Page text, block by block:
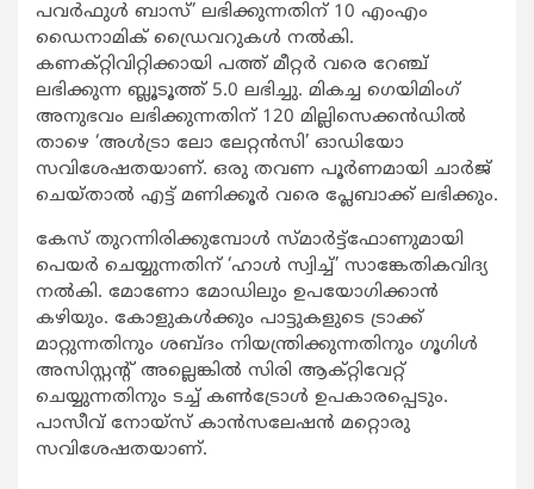
പവര്‍ഫുള്‍ ബാസ്’ ലഭിക്കുന്നതിന് 10 എംഎം
ഡൈനാമിക് ഡ്രൈവറുകള്‍ നല്‍കി.
കണക്റ്റിവിറ്റിക്കായി പത്ത് മീറ്റര്‍ വരെ റേഞ്ച്
ലഭിക്കുന്ന ബ്ലൂടൂത്ത് 5.0 ലഭിച്ചു. മികച്ച ഗെയിമിംഗ്
അനുഭവം ലഭിക്കുന്നതിന് 120 മില്ലിസെക്കന്‍ഡില്‍
താഴെ ‘അള്‍ട്രാ ലോ ലേറ്റന്‍സി’ ഓഡിയോ
സവിശേഷതയാണ്. ഒരു തവണ പൂര്‍ണമായി ചാര്‍ജ്
ചെയ്താല്‍ എട്ട് മണിക്കൂര്‍ വരെ പ്ലേബാക്ക് ലഭിക്കും.
കേസ് തുറന്നിരിക്കുമ്പോള്‍ സ്മാര്‍ട്ട്ഫോണുമായി
പെയര്‍ ചെയ്യുന്നതിന് ‘ഹാള്‍ സ്വിച്ച്’ സാങ്കേതികവിദ്യ
നല്‍കി. മോണോ മോഡിലും ഉപയോഗിക്കാന്‍
കഴിയും. കോളുകള്‍ക്കും പാട്ടുകളുടെ ട്രാക്ക്
മാറ്റുന്നതിനും ശബ്ദം നിയന്ത്രിക്കുന്നതിനും ഗൂഗിള്‍
അസിസ്റ്റന്റ് അല്ലെങ്കില്‍ സിരി ആക്റ്റിവേറ്റ്
ചെയ്യുന്നതിനും ടച്ച് കണ്‍ട്രോള്‍ ഉപകാരപ്പെടും.
പാസീവ് നോയ്സ് കാന്‍സലേഷന്‍ മറ്റൊരു
സവിശേഷതയാണ്.